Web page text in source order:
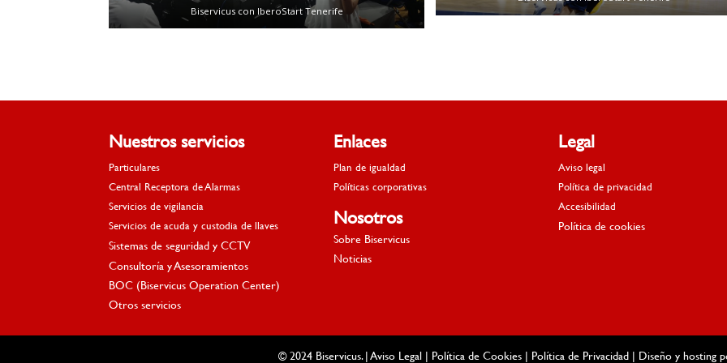
Biservicus con IberoStart Tenerife
Nuestros servicios
Particulares
Central Receptora de Alarmas
Servicios de vigilancia
Servicios de acuda y custodia de llaves
Sistemas de seguridad y CCTV
Consultoría y Asesoramientos
BOC (Biservicus Operation Center)
Otros servicios
Enlaces
Plan de igualdad
Políticas corporativas
Nosotros
Sobre Biservicus
Noticias
Legal
Aviso legal
Política de privacidad
Accesibilidad
Política de cookies
© 2024 Biservicus. |Aviso Legal | Política de Cookies | Política de Privacidad | Diseño y hosting